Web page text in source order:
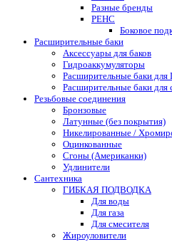
Разные бренды
РЕНС
Боковое
Расширительные баки
Аксессуары для баков
Гидроаккумуляторы
Расширительные баки
Расширительные баки для
Резьбовые соединения
Бронзовые
Латунные (без покрытия)
Никелированные /
Оцинкованные
Сгоны (Американки)
Удлинители
Сантехника
ГИБКАЯ ПОДВОДКА
Для воды
Для газа
Для смесителя
Жироуловители